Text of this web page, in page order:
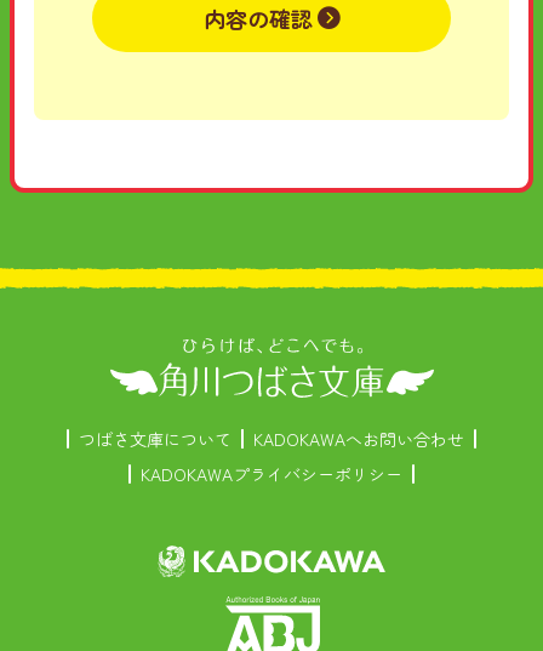
内容の確認
つばさ文庫について
KADOKAWAへお問い合わせ
KADOKAWAプライバシーポリシー